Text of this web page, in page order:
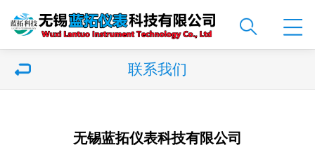
联系我们
无锡蓝拓仪表科技有限公司